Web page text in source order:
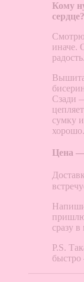
Кому
иначе.
радость.
Сзади
сумку
хорошо.
Цена —
пришлю
сразу
P.S.